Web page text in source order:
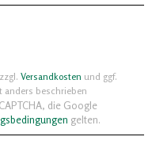
Versandkosten und ggf.
anders beschrieben
die Google
gelten.